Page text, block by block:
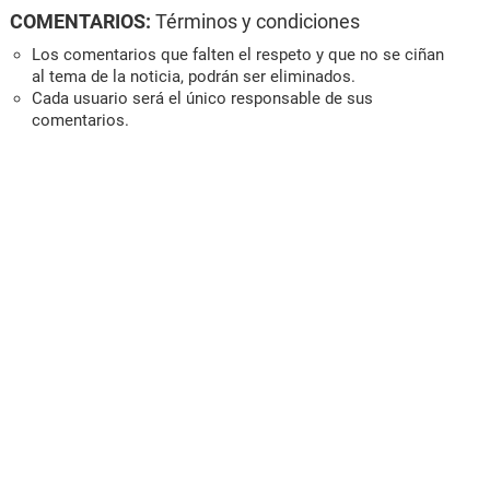
COMENTARIOS: Términos y condiciones
Los comentarios que falten el respeto y que no se ciñan
al tema de la noticia, podrán ser eliminados.
Cada usuario será el único responsable de sus
comentarios.